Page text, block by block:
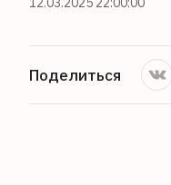
Поделиться